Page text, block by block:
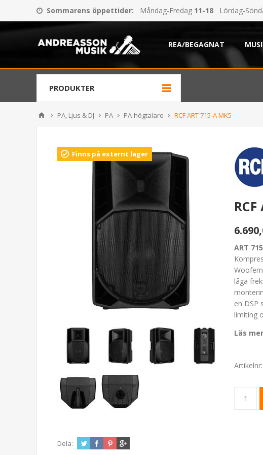
Sommarens öppettider: Måndag-Fredag 11-18 Lördag-
REA/BEGAGNAT
PRODUKTER
PA, Ljus & DJ PA PA-högtalare RCF ART 715-A MK5
Finns på externt lager
ART
låga
en DSP
limiting
Läs mer
Artikelnr:
Dela: